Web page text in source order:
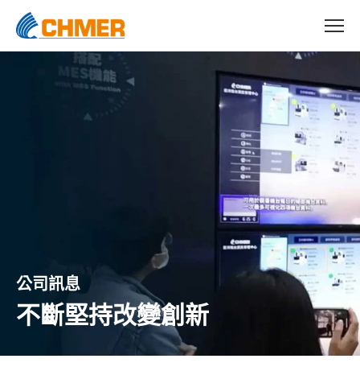
公司訊息
不斷堅持改變創新